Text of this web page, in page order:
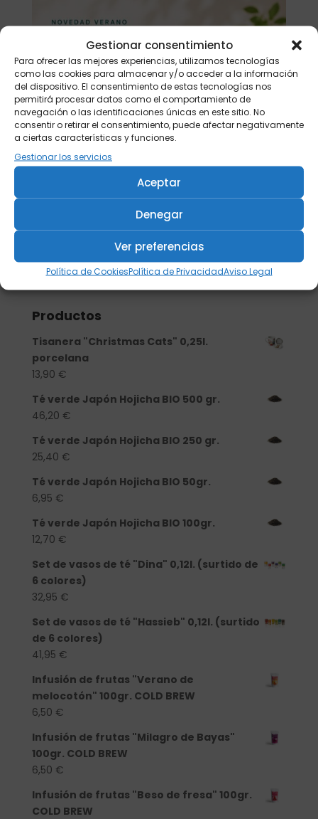
Gestionar consentimiento
Para ofrecer las mejores experiencias, utilizamos tecnologías
como las cookies para almacenar y/o acceder a la información
del dispositivo. El consentimiento de estas tecnologías nos
permitirá procesar datos como el comportamiento de
navegación o las identificaciones únicas en este sitio. No
consentir o retirar el consentimiento, puede afectar negativamente
a ciertas características y funciones.
Gestionar los servicios
Aceptar
Denegar
Ver preferencias
Política de CookiesPolítica de PrivacidadAviso Legal
Buscar
Productos
Tisanera "Christmas Cats" 0,25l.
porcelana
13,90 €
Té verde Japón Hojicha BIO 500 gr.
46,20 €
Té verde Japón Hojicha BIO 250 gr.
25,40 €
Té verde Japón Hojicha BIO 50gr.
6,95 €
Té verde Japón Hojicha BIO 100gr.
12,70 €
Set de vasos de té "Dina" 0,12l. (surtido de
6 colores)
32,95 €
Set de vasos de té "Hassieb" 0,12l. (surtido
de 6 colores)
41,95 €
Infusión de frutas "Verano de
melocotón" 100gr. COLD BREW
6,50 €
Infusión de frutas "Milagro de Bayas"
100gr. COLD BREW
6,50 €
Infusión de frutas "Beso de fresa" 100gr.
COLD BREW